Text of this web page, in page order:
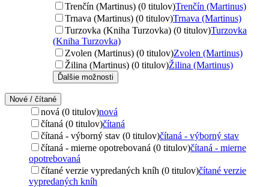
Trenčín (Martinus) (0 titulov)Trenčín (Martinus)
Trnava (Martinus) (0 titulov)Trnava (Martinus)
Turzovka (Kniha Turzovka) (0 titulov)Turzovka
(Kniha Turzovka)
Zvolen (Martinus) (0 titulov)Zvolen (Martinus)
Žilina (Martinus) (0 titulov)Žilina (Martinus)
Ďalšie možnosti
Nové / čítané
nová (0 titulov)nová
čítaná (0 titulov)čítaná
čítaná - výborný stav (0 titulov)čítaná - výborný stav
čítaná - mierne opotrebovaná (0 titulov)čítaná - mierne
opotrebovaná
čítané verzie vypredaných kníh (0 titulov)čítané verzie
vypredaných kníh